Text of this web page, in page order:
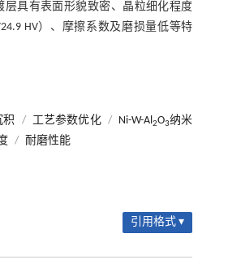
层具有表面形貌致密、晶粒细化程度
HV）、摩擦系数及磨损量低等特
积 / 工艺参数优化 / Ni-W-Al2O3纳米
/ 耐磨性能
引用格式 ▾